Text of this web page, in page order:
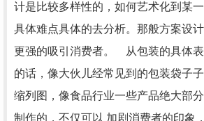
计是比较多样性的，如何艺术化到某
具体难点具体的去分析。那般方案设
更强的吸引消费者。 从包装的具体
的话，像大伙儿经常见到的包装袋子
缩列图，像食品行业一些产品绝大部
制作的，不仅可以 加剧消费者的印象